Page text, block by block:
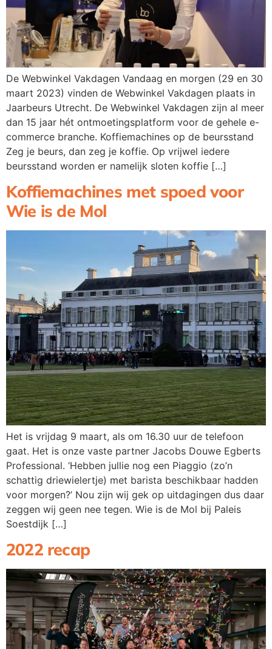
De Webwinkel Vakdagen Vandaag en morgen (29 en 30
maart 2023) vinden de Webwinkel Vakdagen plaats in
Jaarbeurs Utrecht. De Webwinkel Vakdagen zijn al meer
dan 15 jaar hét ontmoetingsplatform voor de gehele e-
commerce branche. Koffiemachines op de beursstand
Zeg je beurs, dan zeg je koffie. Op vrijwel iedere
beursstand worden er namelijk sloten koffie […]
Koffiemachines met spoed voor
Wie is de Mol
Het is vrijdag 9 maart, als om 16.30 uur de telefoon
gaat. Het is onze vaste partner Jacobs Douwe Egberts
Professional. ‘Hebben jullie nog een Piaggio (zo’n
schattig driewielertje) met barista beschikbaar hadden
voor morgen?’ Nou zijn wij gek op uitdagingen dus daar
zeggen wij geen nee tegen. Wie is de Mol bij Paleis
Soestdijk […]
2022 recap